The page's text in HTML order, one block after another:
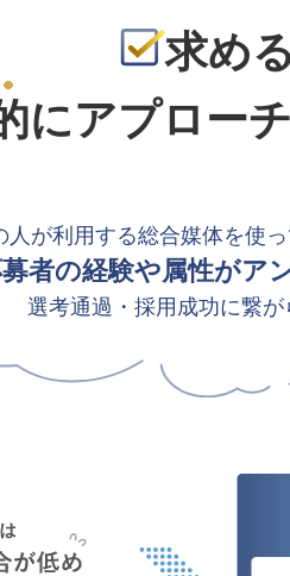
求め
にアプロー
人が利用する総合媒体を使
者の経験や属性がア
選考通過・採用成功に繋が